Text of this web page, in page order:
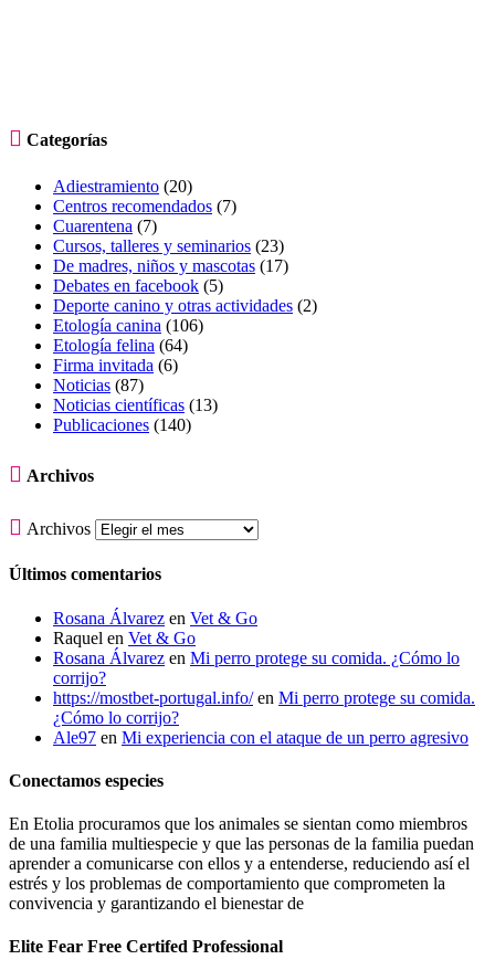
 Categorías
Adiestramiento (20)
Centros recomendados (7)
Cuarentena (7)
Cursos, talleres y seminarios (23)
De madres, niños y mascotas (17)
Debates en facebook (5)
Deporte canino y otras actividades (2)
Etología canina (106)
Etología felina (64)
Firma invitada (6)
Noticias (87)
Noticias científicas (13)
Publicaciones (140)
 Archivos
 Archivos
Últimos comentarios
Rosana Álvarez en Vet & Go
Raquel en Vet & Go
Rosana Álvarez en Mi perro protege su comida. ¿Cómo lo
corrijo?
https://mostbet-portugal.info/en Mi perro protege su comida.
¿Cómo lo corrijo?
Ale97 en Mi experiencia con el ataque de un perro agresivo
Conectamos especies
En Etolia procuramos que los animales se sientan como miembros
de una familia multiespecie y que las personas de la familia puedan
aprender a comunicarse con ellos y a entenderse, reduciendo así el
estrés y los problemas de comportamiento que comprometen la
convivencia y garantizando el bienestar de
Elite Fear Free Certifed Professional